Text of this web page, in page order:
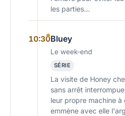
les parties…
10:30Bluey
Le week-end
SÉRIE
La visite de Honey
sans arrêt
leur propre machine
emmène avec elle